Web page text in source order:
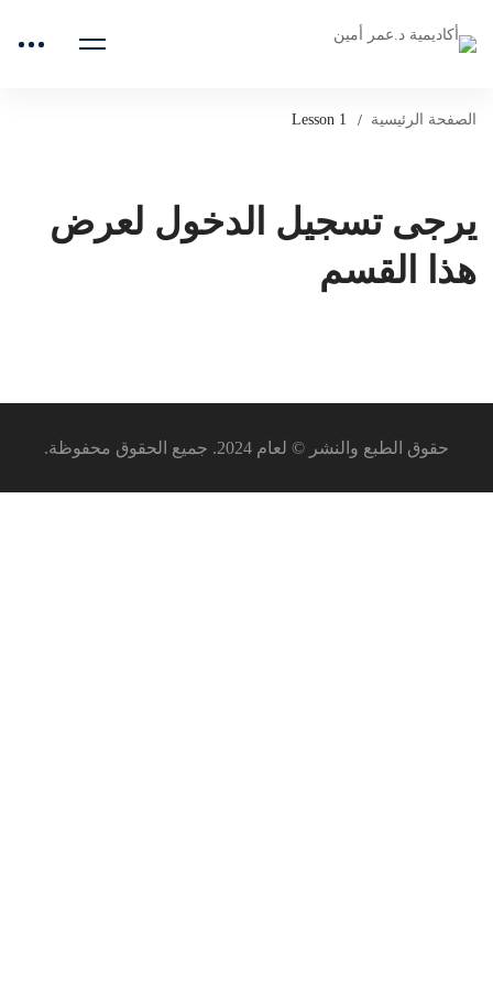
الصفحة الرئيسية Lesson 1
يرجى تسجيل الدخول لعرض
هذا القسم
حقوق الطبع والنشر © لعام 2024. جميع الحقوق محفوظة.